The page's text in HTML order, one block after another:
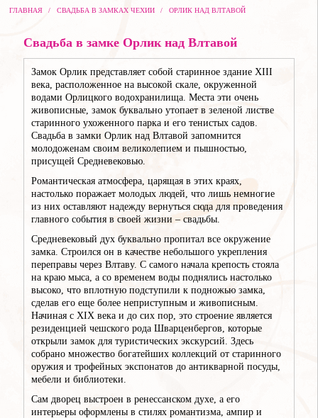
ГЛАВНАЯ / СВАДЬБА В ЗАМКАХ ЧЕХИИ / ОРЛИК НАД ВЛТАВОЙ
Свадьба в замке Орлик над Влтавой
Замок Орлик представляет собой старинное здание XIII
века, расположенное на высокой скале, окруженной
водами Орлицкого водохранилища. Места эти очень
живописные, замок буквально утопает в зеленой листве
старинного ухоженного парка и его тенистых садов.
Свадьба в замки Орлик над Влтавой запомнится
молодоженам своим великолепием и пышностью,
присущей Средневековью.
Романтическая атмосфера, царящая в этих краях,
настолько поражает молодых людей, что лишь немногие
из них оставляют надежду вернуться сюда для проведения
главного события в своей жизни – свадьбы.
Средневековый дух буквально пропитал все окружение
замка. Строился он в качестве небольшого укрепления
переправы через Влтаву. С самого начала крепость стояла
на краю мыса, а со временем воды поднялись настолько
высоко, что вплотную подступили к подножью замка,
сделав его еще более неприступным и живописным.
Начиная с XIX века и до сих пор, это строение является
резиденцией чешского рода Шварценбергов, которые
открыли замок для туристических экскурсий. Здесь
собрано множество богатейших коллекций от старинного
оружия и трофейных экспонатов до антикварной посуды,
мебели и библиотеки.
Сам дворец выстроен в ренессанском духе, а его
интерьеры оформлены в стилях романтизма, ампир и